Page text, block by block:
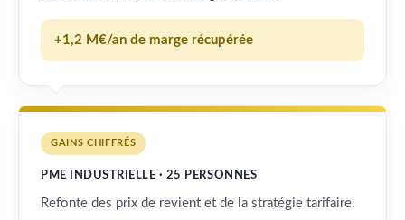
+1,2 M€/an de marge récupérée
GAINS CHIFFRÉS
PME INDUSTRIELLE · 25 PERSONNES
Refonte des prix de revient et de la stratégie tarifaire.